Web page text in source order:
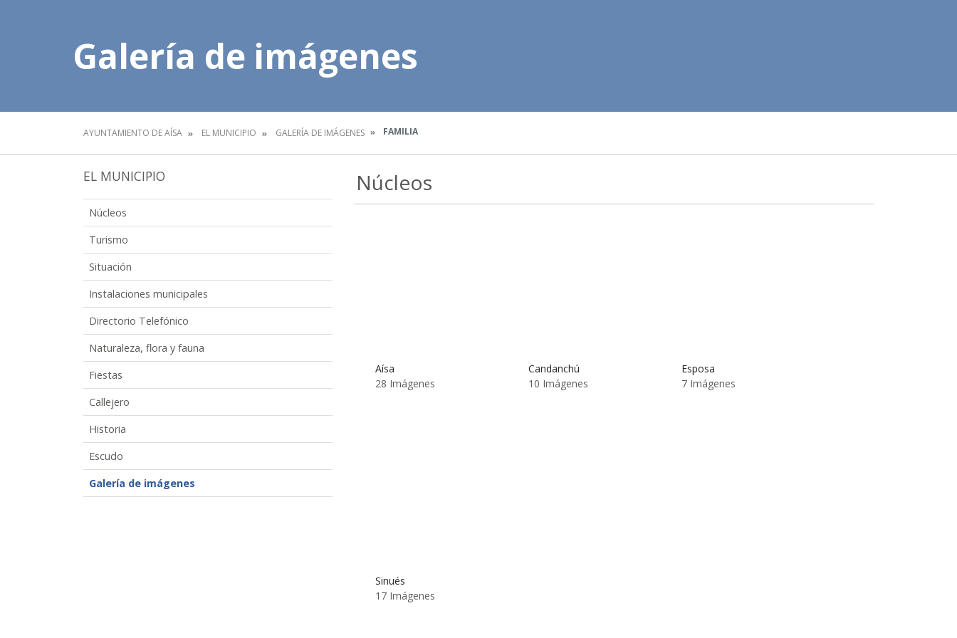
Galería de imágenes
AYUNTAMIENTO DE AÍSA EL MUNICIPIO GALERÍA DE IMÁGENES FAMILIA
EL MUNICIPIO
Núcleos
Turismo
Situación
Instalaciones municipales
Directorio Telefónico
Naturaleza, flora y fauna
Fiestas
Callejero
Historia
Escudo
Galería de imágenes
Núcleos
Aísa
28 Imágenes
Candanchú
10 Imágenes
Esposa
7 Imágenes
Sinués
17 Imágenes